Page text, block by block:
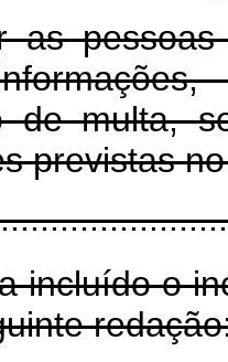
as
de multa,
previstas
incluído o